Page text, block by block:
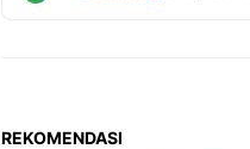
REKOMENDASI